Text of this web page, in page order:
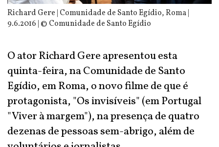
Richard Gere | Comunidade de Santo Egídio, Roma |
9.6.2016 | © Comunidade de Santo Egídio
O ator Richard Gere apresentou esta
quinta-feira, na Comunidade de Santo
Egídio, em Roma, o novo filme de que é
protagonista, "Os invisíveis" (em Portugal
"Viver à margem"), na presença de quatro
dezenas de pessoas sem-abrigo, além de